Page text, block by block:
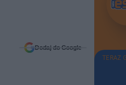
Dodaj do Google
TERAZ